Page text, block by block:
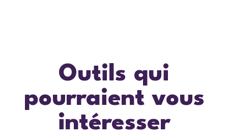
Outils qui
pourraient vous
intéresser